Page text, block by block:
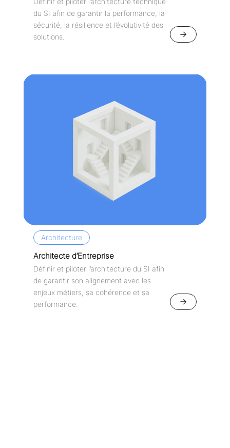
du SI afin de garantir la performance, la
sécurité, la résilience et l’évolutivité des
solutions.
Architecte d’Entreprise
Architecture
Définir et piloter l’architecture du SI afin
de garantir son alignement avec les
enjeux métiers, sa cohérence et sa
performance.